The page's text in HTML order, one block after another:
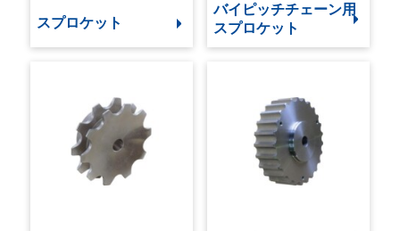
スプロケット
バイピッチチェーン用
スプロケット